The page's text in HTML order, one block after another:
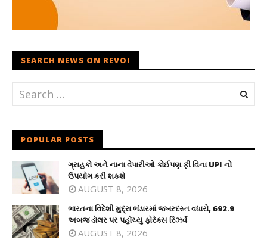
SEARCH NEWS ON REVOI
POPULAR POSTS
ગ્રાહકો અને નાના વેપારીઓ કોઈપણ ફી વિના UPI નો
ઉપયોગ કરી શકશે
AUGUST 8, 2026
ભારતના વિદેશી મુદ્રા ભંડારમાં જબરદસ્ત વધારો, 692.9
અબજ ડૉલર પર પહોંચ્યું ફોરેક્સ રિઝર્વ
AUGUST 8, 2026